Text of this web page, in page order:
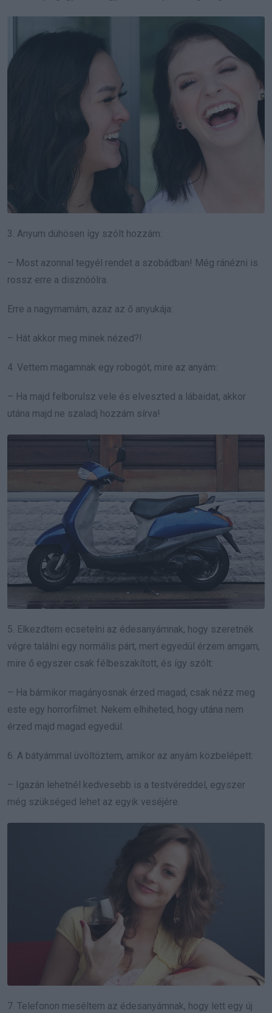
3. Anyum dühösen így szólt hozzám:
– Most azonnal tegyél rendet a szobádban! Még ránézni is
rossz erre a disznóólra.
Erre a nagymamám, azaz az ő anyukája:
– Hát akkor meg minek nézed?!
4. Vettem magamnak egy robogót, mire az anyám:
– Ha majd felborulsz vele és elveszted a lábaidat, akkor
utána majd ne szaladj hozzám sírva!
5. Elkezdtem ecsetelni az édesanyámnak, hogy szeretnék
végre találni egy normális párt, mert egyedül érzem amgam,
mire ő egyszer csak félbeszakított, és így szólt:
– Ha bármikor magányosnak érzed magad, csak nézz meg
este egy horrorfilmet. Nekem elhiheted, hogy utána nem
érzed majd magad egyedül.
6. A bátyámmal üvöltöztem, amikor az anyám közbelépett:
– Igazán lehetnél kedvesebb is a testvéreddel, egyszer
még szükséged lehet az egyik veséjére.
7. Telefonon meséltem az édesanyámnak, hogy lett egy új